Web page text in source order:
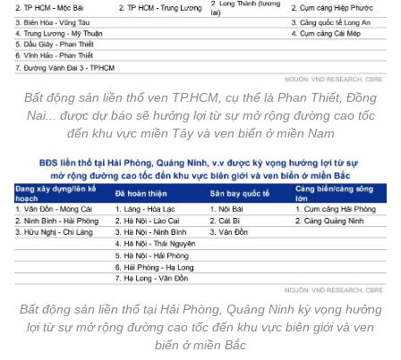
Bất động sản liền thổ ven TP.HCM, cụ thể là Phan Thiết, Đồng
Nai... được dự báo sẽ hưởng lợi từ sự mở rộng đường cao tốc
đến khu vực miền Tây và ven biển ở miền Nam
Bất động sản liền thổ tại Hải Phòng, Quảng Ninh kỳ vọng hưởng
lợi từ sự mở rộng đường cao tốc đến khu vực biên giới và ven
biển ở miền Bắc